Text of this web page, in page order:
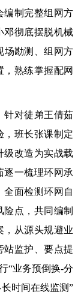
编制完整组网方
邓彻底摆脱机械
场勘测、组网方
熟练掌握配网
对徒弟王倩茹
，班长张课制定
级改造为实战载
逐一梳理环网承
面检测环网自
点，共同编制
，从源头规避业
站监护、要点提
“业务预倒换-分
时间在线监测”